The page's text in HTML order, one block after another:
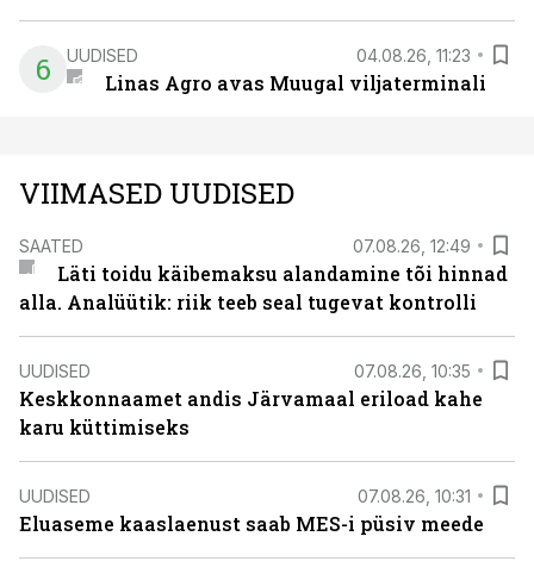
6 UUDISED 04.08.26, 11:23
Linas Agro avas Muugal viljaterminali
VIIMASED UUDISED
SAATED 07.08.26, 12:49
Läti toidu käibemaksu alandamine tõi hinnad
alla. Analüütik: riik teeb seal tugevat kontrolli
UUDISED 07.08.26, 10:35
Keskkonnaamet andis Järvamaal eriload kahe
karu küttimiseks
UUDISED 07.08.26, 10:31
Eluaseme kaaslaenust saab MES-i püsiv meede